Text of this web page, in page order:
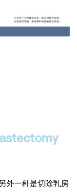
外一种是切除乳房